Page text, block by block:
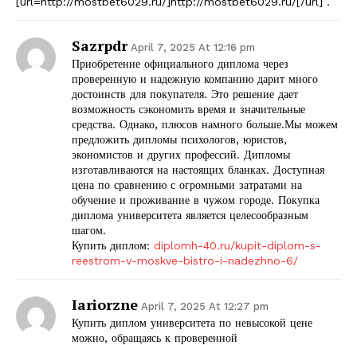
Sazrpdr April 7, 2025 At 12:16 pm
Приобретение официального диплома через
проверенную и надежную компанию дарит много
достоинств для покупателя. Это решение дает
возможность сэкономить время и значительные
средства. Однако, плюсов намного больше.Мы можем
предложить дипломы психологов, юристов,
экономистов и других профессий. Дипломы
изготавливаются на настоящих бланках. Доступная
цена по сравнению с огромными затратами на
обучение и проживание в чужом городе. Покупка
диплома университета является целесообразным
шагом.
Купить диплом: diplomh-40.ru/kupit-diplom-s-
reestrom-v-moskve-bistro-i-nadezhno-6/
Iariorzne April 7, 2025 At 12:27 pm
Купить диплом университета по невысокой цене
можно, обращаясь к проверенной